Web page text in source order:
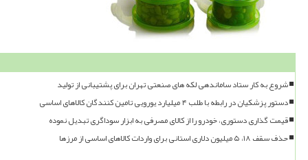
شروع به کار ستاد ساماندهی لکه های صنعتی تهران برای پشتیبانی از تولید
دستور پزشکیان در رابطه با طلب ۴ میلیارد یورویی تامین کنندگان کالاهای اساسی
قیمت گذاری دستوری، خودرو را از کالای مصرفی به ابزار سوداگری تبدیل نموده
حذف سقف ۱۸، ۵ میلیون دلاری استانی برای واردات کالاهای اساسی از مرزها